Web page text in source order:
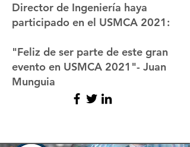
Director de Ingeniería haya
participado en el USMCA 2021:
"Feliz de ser parte de este gran
evento en USMCA 2021"- Juan
Munguia